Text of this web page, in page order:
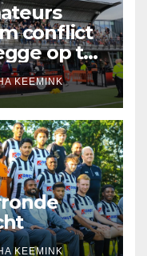
conflict
op te
KEEMINK
KEEMINK